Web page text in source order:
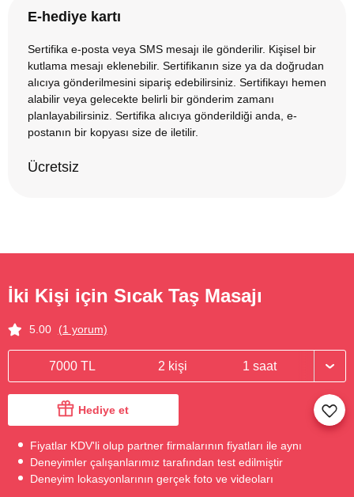
E-hediye kartı
Sertifika e-posta veya SMS mesajı ile gönderilir. Kişisel bir
kutlama mesajı eklenebilir. Sertifikanın size ya da doğrudan
alıcıya gönderilmesini sipariş edebilirsiniz. Sertifikayı hemen
alabilir veya gelecekte belirli bir gönderim zamanı
planlayabilirsiniz. Sertifika alıcıya gönderildiği anda, e-
postanın bir kopyası size de iletilir.
Ücretsiz
İki Kişi için Sıcak Taş Masajı
5.00 (1 yorum)
7000 TL 2 kişi 1 saat
Hediye et
Fiyatlar KDV'li olup partner firmalarının fiyatları ile aynı
Deneyimler çalışanlarımız tarafından test edilmiştir
Deneyim lokasyonlarının gerçek foto ve videoları